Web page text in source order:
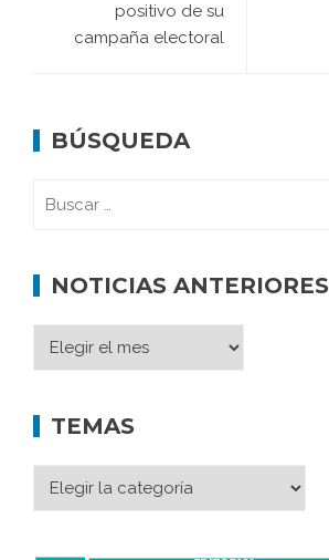
positivo de su
campaña electoral
BÚSQUEDA
NOTICIAS ANTERIORES
TEMAS